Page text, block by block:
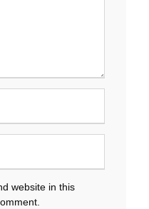
website in this